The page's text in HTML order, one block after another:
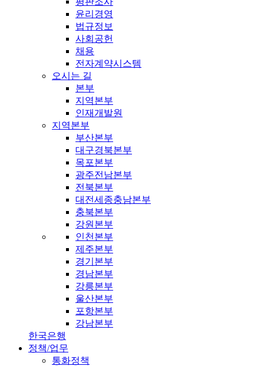
윤리경영
법규정보
사회공헌
채용
전자계약시스템
오시는 길
본부
지역본부
인재개발원
지역본부
부산본부
대구경북본부
목포본부
광주전남본부
전북본부
대전세종충남본부
충북본부
강원본부
인천본부
제주본부
경기본부
경남본부
강릉본부
울산본부
포항본부
강남본부
한국은행
정책/업무
통화정책